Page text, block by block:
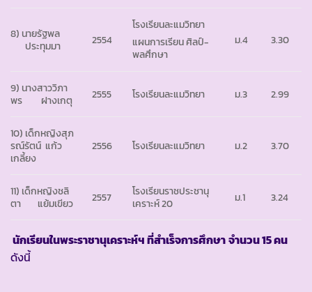
8) นายรัฐพล
ประทุมมา
2554
โรงเรียนละแมวิทยา
แผนการเรียน ศิลป์-
พลศึกษา
ม.4 3.30
9) นางสาววิภา
พร ฝางเกตุ
2555 โรงเรียนละแมวิทยา ม.3 2.99
10) เด็กหญิงสุภ
รณ์รัตน์ แก้ว
เกลี้ยง
2556 โรงเรียนละแมวิทยา ม.2 3.70
11) เด็กหญิงชลิ
ตา แย้มเขียว
2557
โรงเรียนราชประชานุ
เคราะห์ 20
ม.1 3.24
นักเรียนในพระราชานุเคราะห์ฯ ที่สำเร็จการศึกษาจำนวน 15 คน
ดังนี้